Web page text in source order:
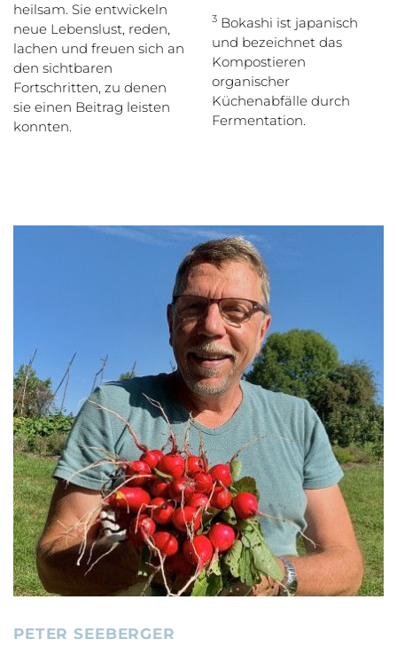
heilsam. Sie entwickeln
neue Lebenslust, reden,
lachen und freuen sich an
den sichtbaren
Fortschritten, zu denen
sie einen Beitrag leisten
konnten.
3 Bokashi ist japanisch
und bezeichnet das
Kompostieren
organischer
Küchenabfälle durch
Fermentation.
PETER SEEBERGER